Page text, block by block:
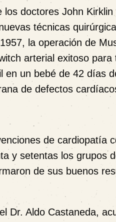
doctores John
técnicas
la operación de
arterial exitoso
un bebé de 42 días
de defectos
de cardiopatía
y setentas los grupos
de sus buenos
Dr. Aldo Castaneda,